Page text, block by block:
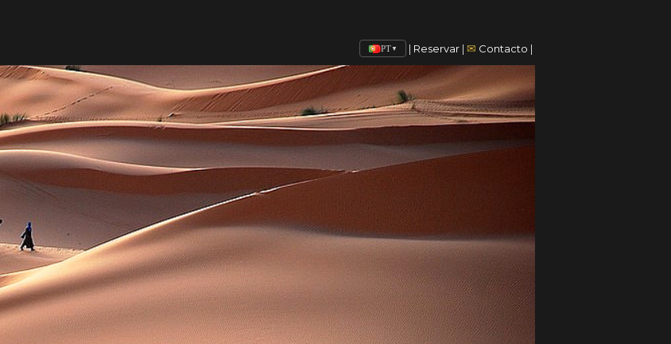
PT▼ | Reservar | ✉ Contacto |